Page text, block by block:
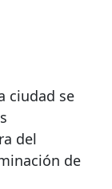
ciudad se
del
de